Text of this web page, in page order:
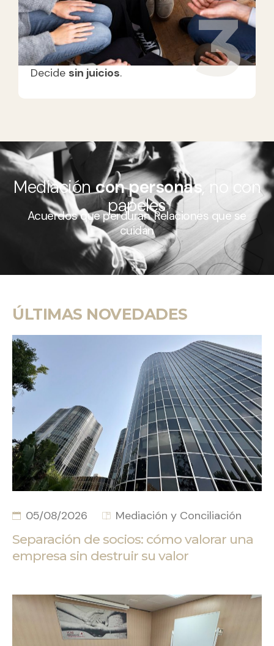
Decide sin juicios. 3
Mediacióncon personas, no con
papeles
Acuerdos que perduran. Relaciones que se
cuidan
ÚLTIMAS NOVEDADES
05/08/2026 Mediación y Conciliación
Separación de socios: cómo valorar una
empresa sin destruir su valor